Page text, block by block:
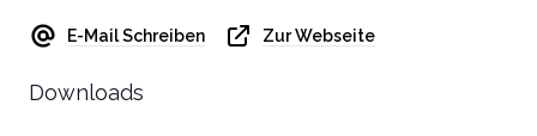
E-Mail Schreiben Zur Webseite
Downloads